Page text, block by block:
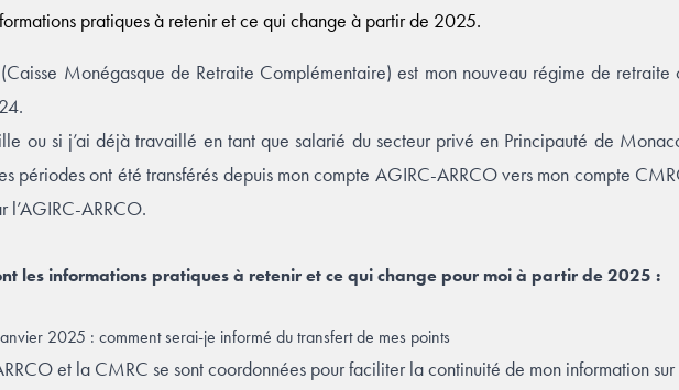
pratiques à retenir et ce qui change à partir de 2025.
Monégasque de Retraite Complémentaire) est mon nouveau régime de
ou si j’ai déjà travaillé en tant que salarié du secteur privé en Principauté de
périodes ont été transférés depuis mon compte AGIRC-ARRCO vers mon compte
l’AGIRC-ARRCO.
les informations pratiques à retenir et ce qui change pour moi à partir de 2025 :
2025 : comment serai-je informé du transfert de mes points
et la CMRC se sont coordonnées pour faciliter la continuité de mon information sur